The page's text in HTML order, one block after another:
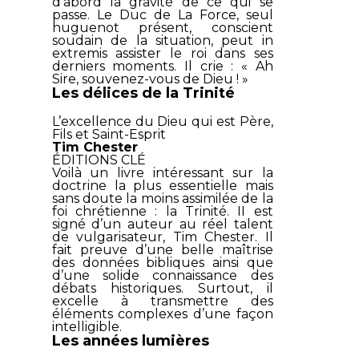
passe. Le Duc de La Force, seul
huguenot présent, conscient
soudain de la situation, peut in
extremis assister le roi dans ses
derniers moments. Il crie : « Ah
Sire, souvenez-vous de Dieu ! »
Les délices de la Trinité
L’excellence du Dieu qui est Père,
Fils et Saint-Esprit
Tim Chester
ÉDITIONS CLÉ
Voilà un livre intéressant sur la
doctrine la plus essentielle mais
sans doute la moins assimilée de la
foi chrétienne : la Trinité. II est
signé d’un auteur au réel talent
de vulgarisateur, Tim Chester. Il
fait preuve d’une belle maîtrise
des données bibliques ainsi que
d’une solide connaissance des
débats historiques. Surtout, il
excelle à transmettre des
éléments complexes d’une façon
intelligible.
Les années lumières